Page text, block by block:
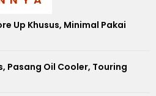
Up Khusus, Minimal Pakai
Pasang Oil Cooler, Touring